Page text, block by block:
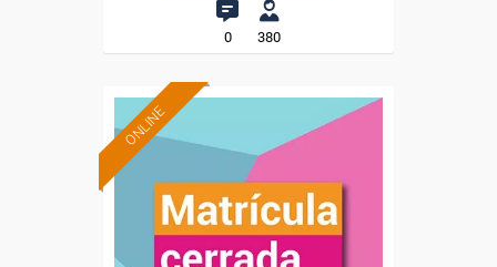
0 380
ONLINE